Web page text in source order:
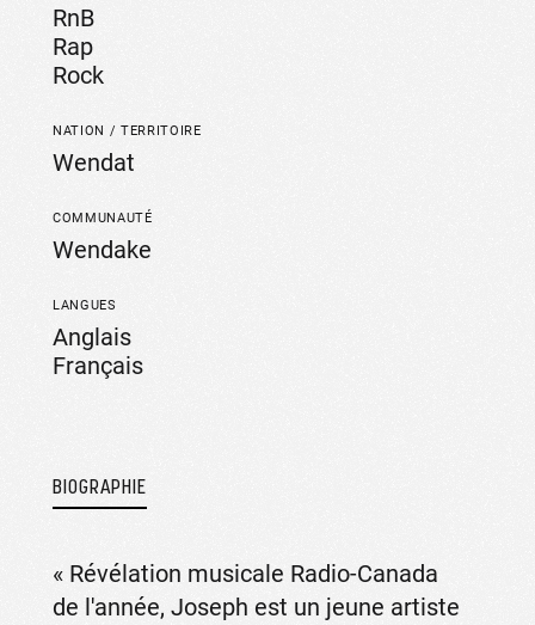
RnB
Rap
Rock
NATION / TERRITOIRE
Wendat
COMMUNAUTÉ
Wendake
LANGUES
Anglais
Français
BIOGRAPHIE
« Révélation musicale Radio-Canada
de l'année, Joseph est un jeune artiste